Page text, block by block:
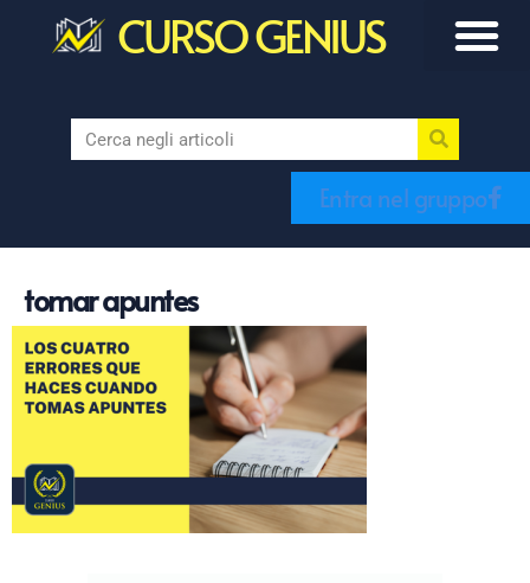
CURSO GENIUS
Entra nel gruppo
tomar apuntes